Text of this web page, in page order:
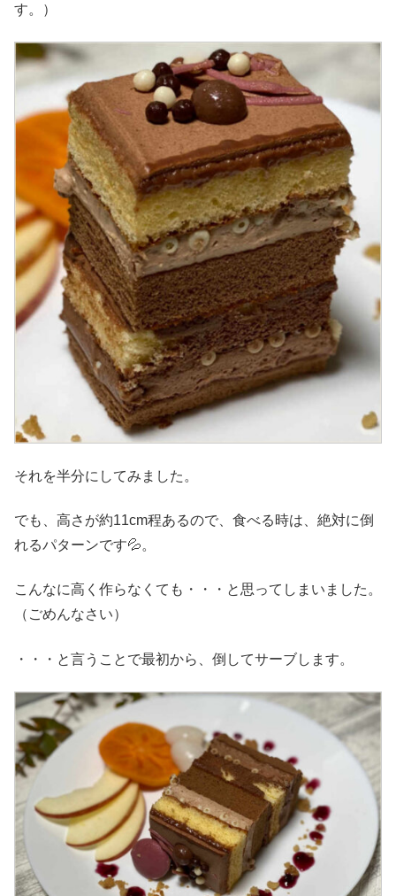
す。）
それを半分にしてみました。
でも、高さが約11cm程あるので、食べる時は、絶対に倒
れるパターンです💦。
こんなに高く作らなくても・・・と思ってしまいました。
（ごめんなさい）
・・・と言うことで最初から、倒してサーブします。